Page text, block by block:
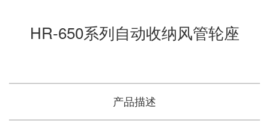
HR-650系列自动收纳风管轮座
产品描述